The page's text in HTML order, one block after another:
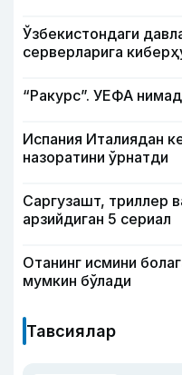
Ўзбекистондаги
серверларига
“Ракурс”. УЕФА
Испания Италиядан
назоратини ўрнатди
Саргузашт, триллер
арзийдиган 5 сериал
Отанинг исмини
мумкин бўлади
Тавсиялар